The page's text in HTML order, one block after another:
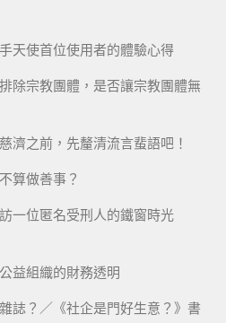
天使首位使用者的體驗心得
除宗教團體，是否讓宗教團體無
濟之前，先釐清流言蜚語吧！
算做善事？
一位匿名受刑人的鐵窗時光
益組織的財務透明
誌？／《社企是門好生意？》書